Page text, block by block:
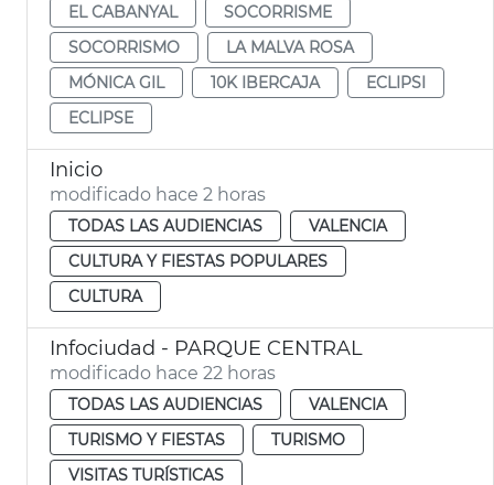
EL CABANYAL
SOCORRISME
SOCORRISMO
LA MALVA ROSA
MÓNICA GIL
10K IBERCAJA
ECLIPSI
ECLIPSE
Inicio
modificado hace 2 horas
TODAS LAS AUDIENCIAS
VALENCIA
CULTURA Y FIESTAS POPULARES
CULTURA
Infociudad - PARQUE CENTRAL
modificado hace 22 horas
TODAS LAS AUDIENCIAS
VALENCIA
TURISMO Y FIESTAS
TURISMO
VISITAS TURÍSTICAS